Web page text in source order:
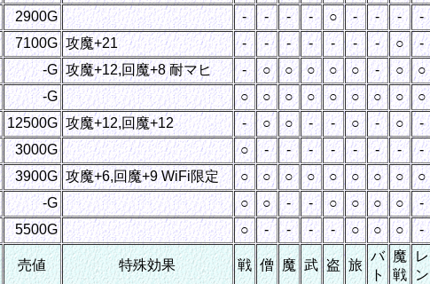
2900G - - - - ○ - - - -
7100G 攻魔+21 - - - - - - - ○ -
-G 攻魔+12,回魔+8 耐マヒ - ○ ○ ○ ○ ○ - ○ ○
-G ○ ○ ○ ○ ○ ○ ○ ○ ○
12500G 攻魔+12,回魔+12 - ○ ○ - - ○ - ○ -
3000G ○ - - - - - - - -
3900G 攻魔+6,回魔+9 WiFi限定 ○ ○ ○ ○ ○ ○ ○ ○ ○
-G ○ ○ - - ○ ○ ○ ○ -
5500G ○ - - - - ○ ○ ○ -
売値 特殊効果 戦 僧 魔 武 盗 旅
バ
ト
魔
戦
レ
ン